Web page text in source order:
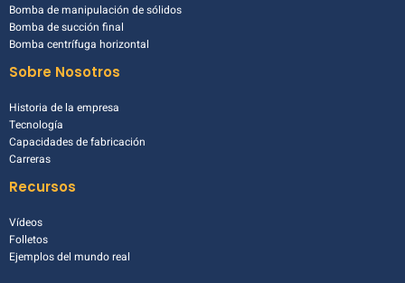
Bomba de manipulación de sólidos
Bomba de succión final
Bomba centrífuga horizontal
Sobre Nosotros
Historia de la empresa
Tecnología
Capacidades de fabricación
Carreras
Recursos
Vídeos
Folletos
Ejemplos del mundo real